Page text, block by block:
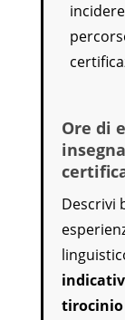
Ore di
Descrivi
tirocinio